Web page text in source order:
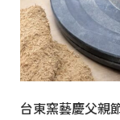
台東窯藝慶父親